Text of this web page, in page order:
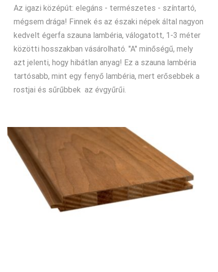
Az igazi középút: elegáns - természetes - színtartó,
mégsem drága! Finnek és az északi népek által nagyon
kedvelt égerfa szauna lambéria, válogatott, 1-3 méter
közötti hosszakban vásárolható. "A" minőségű, mely
azt jelenti, hogy hibátlan anyag! Ez a szauna lambéria
tartósabb, mint egy fenyő lambéria, mert erősebbek a
rostjai és sűrűbbek az évgyűrűi.